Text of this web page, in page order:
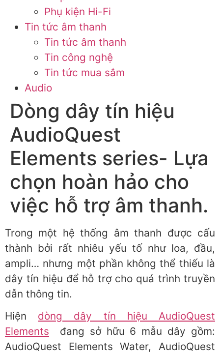
Phụ kiện Hi-Fi
Tin tức âm thanh
Tin tức âm thanh
Tin công nghệ
Tin tức mua sắm
Audio
Dòng dây tín hiệu
AudioQuest
Elements series- Lựa
chọn hoàn hảo cho
việc hỗ trợ âm thanh.
Trong một hệ thống âm thanh được cấu
thành bởi rất nhiêu yếu tố như loa, đầu,
ampli… nhưng một phần không thể thiếu là
dây tín hiệu để hỗ trợ cho quá trình truyền
dẫn thông tin.
Hiện dòng dây tín hiệu AudioQuest
Elements đang sở hữu 6 mẫu dây gồm:
AudioQuest Elements Water, AudioQuest